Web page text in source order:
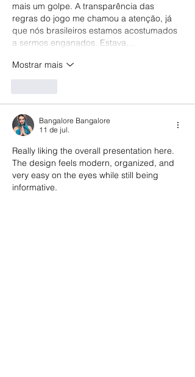
mais um golpe. A transparência das
regras do jogo me chamou a atenção, já
que nós brasileiros estamos acostumados
a sermos enganados. Estava…
Mostrar mais
Bangalore Bangalore
11 de jul.
Really liking the overall presentation here.
The design feels modern, organized, and
very easy on the eyes while still being
informative.